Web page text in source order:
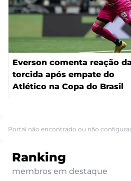
Everson comenta reação
torcida após empate do
Atlético na Copa do Brasil
Portal não encontrado ou não
Ranking
membros em destaque